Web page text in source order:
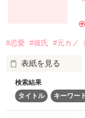
コンテスト
復刻！夏の野
ャレンジ！～
照れ屋さん。
「つまんないの」
#恋愛 #彼氏 #元カノ
表紙を見る
検索結果
タイトル
キーワー